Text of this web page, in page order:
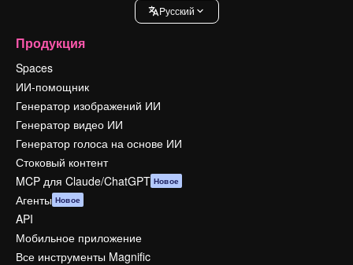
Pусский
Продукция
Spaces
ИИ-помощник
Генератор изображений ИИ
Генератор видео ИИ
Генератор голоса на основе ИИ
Стоковый контент
MCP для Claude/ChatGPT Новое
Агенты Новое
API
Мобильное приложение
Все инструменты Magnific